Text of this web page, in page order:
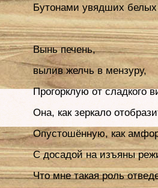
Бутонами увядших белых
Вынь печень,
вылив желчь в мензуру,
Прогорклую от сладкого
Она, как зеркало
Опустошённую, как
С досадой на изъяны
Что мне такая роль